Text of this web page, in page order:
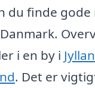
du finde
i en by i
. Det er